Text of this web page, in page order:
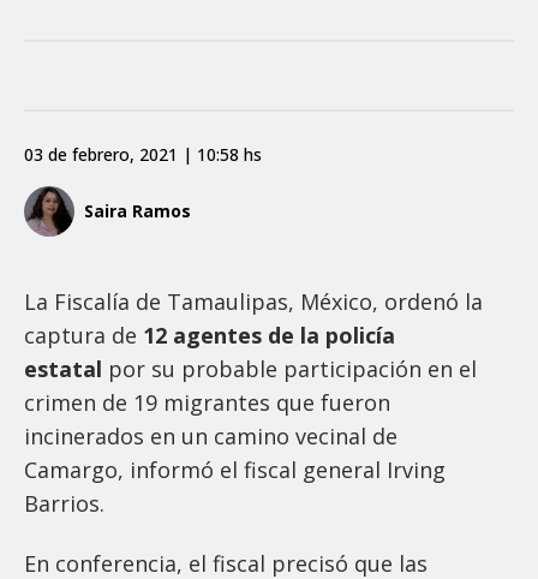
Saira Ramos
03 de febrero, 2021 | 10:58 hs
La Fiscalía de Tamaulipas, México, ordenó la
captura de 12 agentes de la policía
estatal por su probable participación en el
crimen de 19 migrantes que fueron
incinerados en un camino vecinal de
Camargo, informó el fiscal general Irving
Barrios.
En conferencia, el fiscal precisó que las